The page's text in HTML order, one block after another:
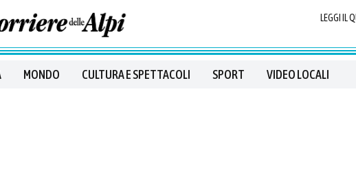
LEGGI IL
MONDO CULTURA E SPETTACOLI SPORT VIDEO LOCALI